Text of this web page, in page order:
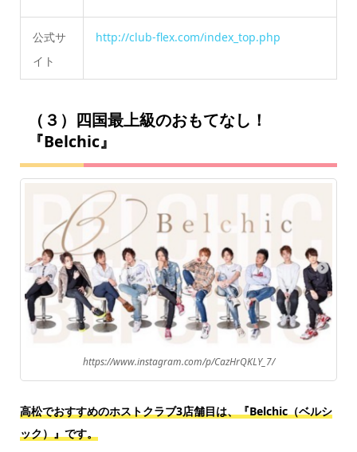
公式サ
イト
http://club-flex.com/index_top.php
（３）四国最上級のおもてなし！
『Belchic』
https://www.instagram.com/p/CazHrQKLY_7/
高松でおすすめのホストクラブ3店舗目は、『Belchic（ベルシ
ック）』です。